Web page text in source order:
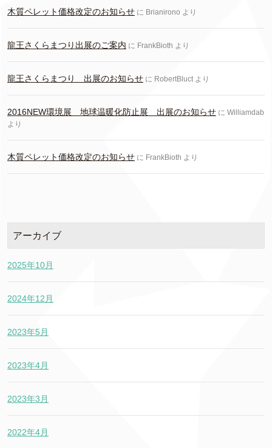
木質ペレット価格改定のお知らせ に Brianirono より
龍王さくらまつり出展のご案内 に FrankBioth より
龍王さくらまつり 出展のお知らせ に RobertBluctより
2016NEW環境展 地球温暖化防止展 出展のお知らせ に Williamdab
より
木質ペレット価格改定のお知らせ に FrankBioth より
アーカイブ
2025年10月
2024年12月
2023年5月
2023年4月
2023年3月
2022年4月